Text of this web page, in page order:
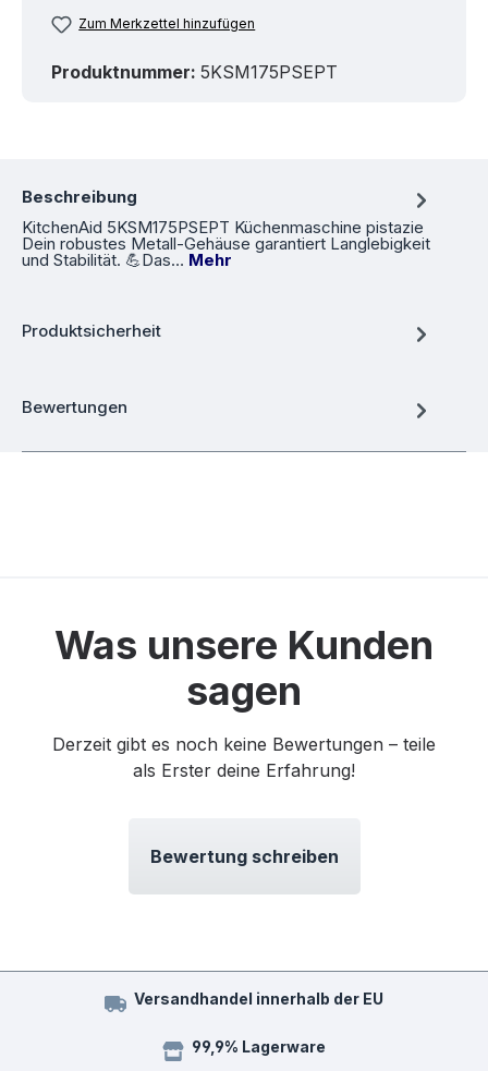
Zum Merkzettel hinzufügen
Produktnummer: 5KSM175PSEPT
Beschreibung
KitchenAid 5KSM175PSEPT Küchenmaschine pistazie
Dein robustes Metall-Gehäuse garantiert Langlebigkeit
und Stabilität. 💪Das… Mehr
Produktsicherheit
Bewertungen
Was unsere Kunden
sagen
Derzeit gibt es noch keine Bewertungen – teile
als Erster deine Erfahrung!
Bewertung schreiben
Versandhandel innerhalb der EU
99,9% Lagerware